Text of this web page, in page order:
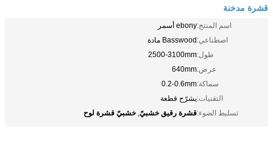
قشرة مدخنة
اسم المنتج:ebony أسمر
اصطناعي:Basswood مادة
طول:2500-3100mm
عرض:640mm
سماكة:0.2-0.6mm
التقنيات:يشرّح قطعة
تسليط الضوء:قشرة رقيق خشبيّ, خشبيّ قشرة لوح